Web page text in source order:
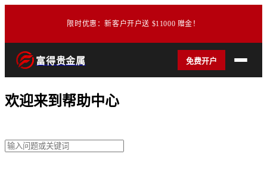
限时优惠：新客户开户送 $11000 赠金！
富得贵金属 免费开户
欢迎来到帮助中心